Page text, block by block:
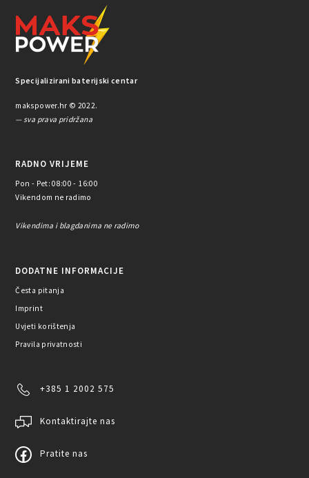
Specijalizirani baterijski centar
makspower.hr © 2022.
— sva prava pridržana
RADNO VRIJEME
Pon - Pet: 08:00 - 16:00
Vikendom ne radimo
Vikendima i blagdanima ne radimo
DODATNE INFORMACIJE
Česta pitanja
Imprint
Uvjeti korištenja
Pravila privatnosti
+385 1 2002 575
Kontaktirajte nas
Pratite nas